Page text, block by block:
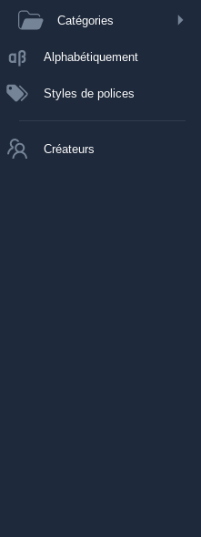
Catégories
Alphabétiquement
Styles de polices
Créateurs